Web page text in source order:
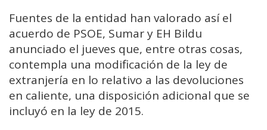
Fuentes de la entidad han valorado así el
acuerdo de PSOE, Sumar y EH Bildu
anunciado el jueves que, entre otras cosas,
contempla una modificación de la ley de
extranjería en lo relativo a las devoluciones
en caliente, una disposición adicional que se
incluyó en la ley de 2015.